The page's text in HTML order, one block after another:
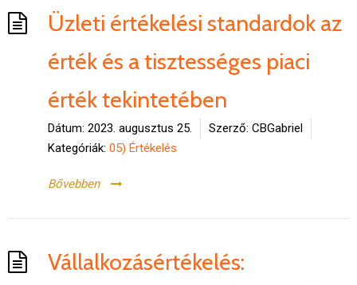
Üzleti értékelési standardok az
érték és a tisztességes piaci
érték tekintetében
Dátum: 2023. augusztus 25. Szerző: CBGabriel
Kategóriák: 05) Értékelés
Bővebben
Vállalkozásértékelés: